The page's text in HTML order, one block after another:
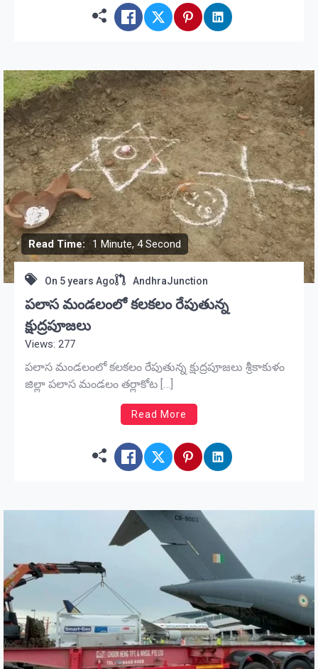
Read Time: 1 Minute, 4 Second
On 5 years Ago AndhraJunction
పలాస మండలంలో కలకలం రేపుతున్న
క్షుద్రపూజలు
Views: 277
పలాస మండలంలో కలకలం రేపుతున్న క్షుద్రపూజలు శ్రీకాకుళం
జిల్లా పలాస మండలం తర్లాకోట […]
Read More